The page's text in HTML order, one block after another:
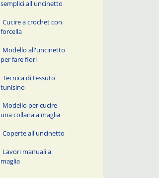
semplici all'uncinetto
Cucire a crochet con
forcella
Modello all'uncinetto
per fare fiori
Tecnica di tessuto
tunisino
Modello per cucire
una collana a maglia
Coperte all'uncinetto
Lavori manuali a
maglia